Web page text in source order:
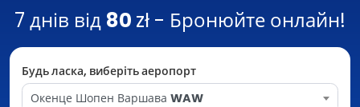
7 днів від 80 zł - Бронюйте онлайн!
Будь ласка, виберіть аеропорт
Окенце Шопен Варшава WAW